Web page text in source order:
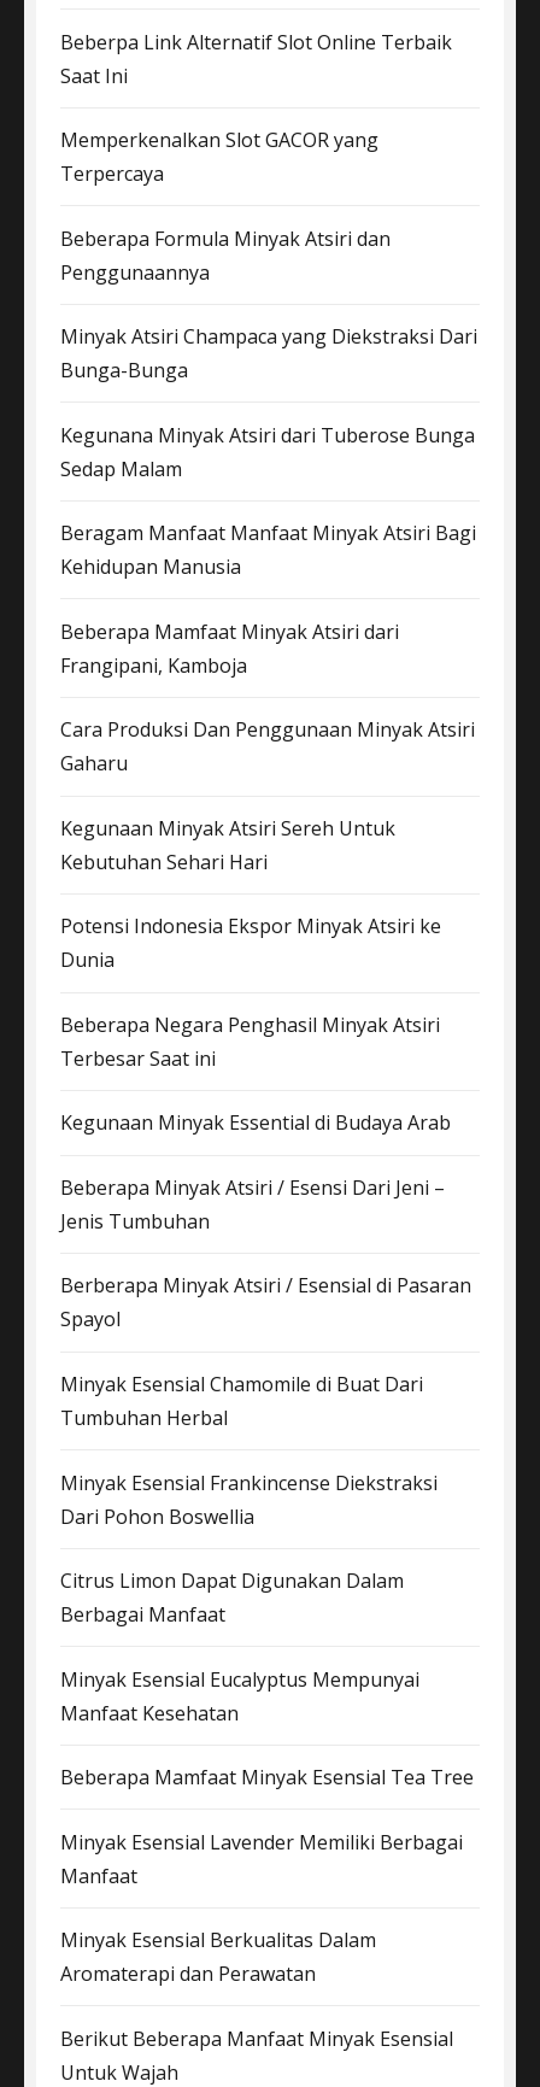
Beberpa Link Alternatif Slot Online Terbaik
Saat Ini
Memperkenalkan Slot GACOR yang
Terpercaya
Beberapa Formula Minyak Atsiri dan
Penggunaannya
Minyak Atsiri Champaca yang Diekstraksi Dari
Bunga-Bunga
Kegunana Minyak Atsiri dari Tuberose Bunga
Sedap Malam
Beragam Manfaat Manfaat Minyak Atsiri Bagi
Kehidupan Manusia
Beberapa Mamfaat Minyak Atsiri dari
Frangipani, Kamboja
Cara Produksi Dan Penggunaan Minyak Atsiri
Gaharu
Kegunaan Minyak Atsiri Sereh Untuk
Kebutuhan Sehari Hari
Potensi Indonesia Ekspor Minyak Atsiri ke
Dunia
Beberapa Negara Penghasil Minyak Atsiri
Terbesar Saat ini
Kegunaan Minyak Essential di Budaya Arab
Beberapa Minyak Atsiri / Esensi Dari Jeni –
Jenis Tumbuhan
Berberapa Minyak Atsiri / Esensial di Pasaran
Spayol
Minyak Esensial Chamomile di Buat Dari
Tumbuhan Herbal
Minyak Esensial Frankincense Diekstraksi
Dari Pohon Boswellia
Citrus Limon Dapat Digunakan Dalam
Berbagai Manfaat
Minyak Esensial Eucalyptus Mempunyai
Manfaat Kesehatan
Beberapa Mamfaat Minyak Esensial Tea Tree
Minyak Esensial Lavender Memiliki Berbagai
Manfaat
Minyak Esensial Berkualitas Dalam
Aromaterapi dan Perawatan
Berikut Beberapa Manfaat Minyak Esensial
Untuk Wajah